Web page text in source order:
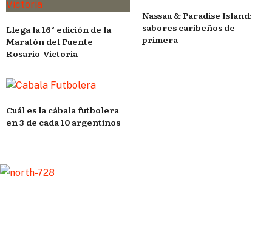
Llega la 16° edición de la
Maratón del Puente
Rosario-Victoria
Nassau & Paradise Island:
sabores caribeños de
primera
Cuál es la cábala futbolera
en 3 de cada 10 argentinos